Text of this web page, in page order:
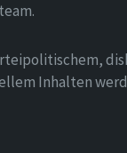
Inhalten